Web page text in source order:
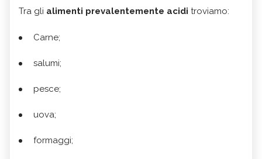
Tra gli alimenti prevalentemente acidi troviamo:
Carne;
salumi;
pesce;
uova;
formaggi;